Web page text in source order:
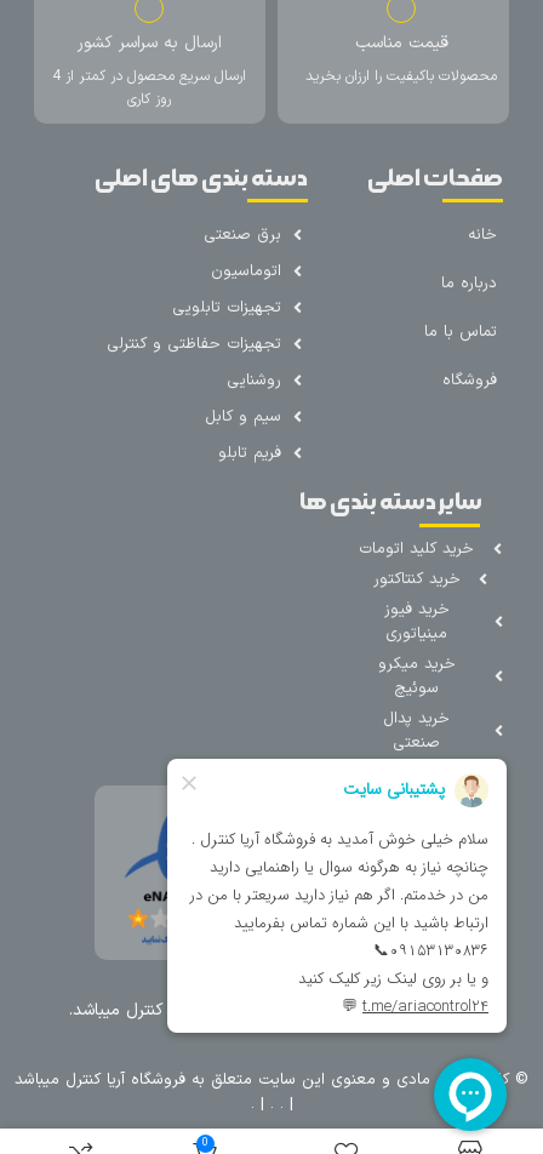
قیمت مناسب
محصولات باکیفیت را ارزان بخرید
ارسال به سراسر کشور
ارسال سریع محصول در کمتر از 4
روز کاری
صفحات اصلی
خانه
درباره ما
تماس با ما
فروشگاه
دسته بندی های اصلی
برق صنعتی
اتوماسیون
تجهیزات تابلویی
تجهیزات حفاظتی و کنترلی
روشنایی
سیم و کابل
فریم تابلو
سایر دسته بندی ها
خرید کلید اتومات
خرید کنتاکتور
خرید فیوز
مینیاتوری
خرید میکرو
سوئیچ
خرید پدال
صنعتی
تمامی حقوق مطالب و سایت نزد شرکت اریا کنترل میباشد.
0
© کليه حقوق مادی و معنوی اين سايت متعلق به فروشگاه آریا کنترل ميباشد
|
. .
| .